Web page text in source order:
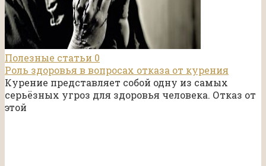
Полезные статьи 0
Роль здоровья в вопросах отказа от курения
Курение представляет собой одну из самых
серьёзных угроз для здоровья человека. Отказ от
этой